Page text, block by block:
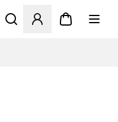
Åbner en Modal til at